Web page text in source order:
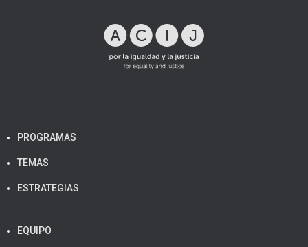
PROGRAMAS
TEMAS
ESTRATEGIAS
EQUIPO